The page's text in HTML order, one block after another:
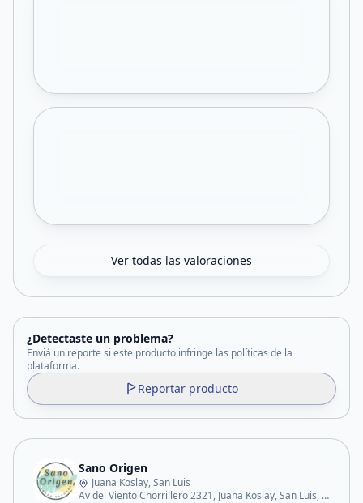
Ver todas las valoraciones
¿Detectaste un problema?
Enviá un reporte si este producto infringe las políticas de la
plataforma.
Reportar producto
Sano Origen
Juana Koslay, San Luis
Av del Viento Chorrillero 2321, Juana Koslay, San Luis, Argentina